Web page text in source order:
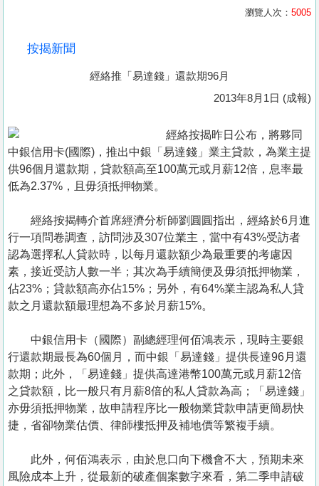
置
業
手
關
於
我
們
瀏覽人次： 5005
按揭新聞
經絡推「易達錢」還款期96月
2013年8月1日 (成報)
經絡按揭昨日公布，將夥同
中銀信用卡(國際)，推出中銀「易達錢」業主貸款，為業主提
供96個月還款期，貸款額高至100萬元或月薪12倍，息率最
低為2.37%，且毋須抵押物業。
經絡按揭轉介首席經濟分析師劉圓圓指出，經絡於6月進
行一項問卷調查，訪問涉及307位業主，當中有43%受訪者
認為選擇私人貸款時，以每月還款額少為最重要的考慮因
素，接近受訪人數一半；其次為手續簡便及毋須抵押物業，
佔23%；貸款額高亦佔15%；另外，有64%業主認為私人貸
款之月還款額最理想為不多於月薪15%。
中銀信用卡（國際）副總經理何佰鴻表示，現時主要銀
行還款期最長為60個月，而中銀「易達錢」提供長達96月還
款期；此外，「易達錢」提供高達港幣100萬元或月薪12倍
之貸款額，比一般只有月薪8倍的私人貸款為高；「易達錢」
亦毋須抵押物業，故申請程序比一般物業貸款申請更簡易快
捷，省卻物業估價、律師樓抵押及補地價等繁複手續。
此外，何佰鴻表示，由於息口向下機會不大，預期未來
風險成本上升，從最新的破產個案數字來看，第二季申請破